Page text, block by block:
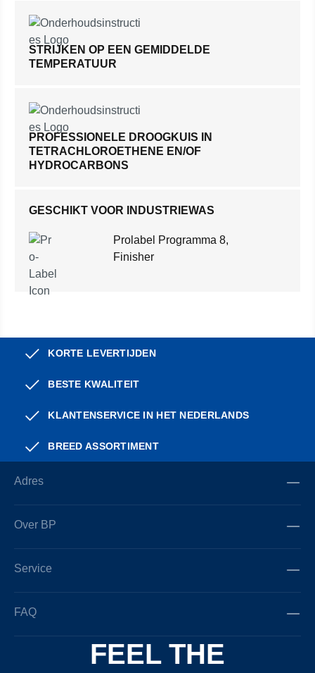
STRIJKEN OP EEN GEMIDDELDE
TEMPERATUUR
PROFESSIONELE DROOGKUIS IN
TETRACHLOROETHENE EN/OF
HYDROCARBONS
GESCHIKT VOOR INDUSTRIEWAS
Prolabel Programma 8,
Finisher
KORTE LEVERTIJDEN
BESTE KWALITEIT
KLANTENSERVICE IN HET NEDERLANDS
BREED ASSORTIMENT
Adres
Over BP
Service
FAQ
FEEL THE